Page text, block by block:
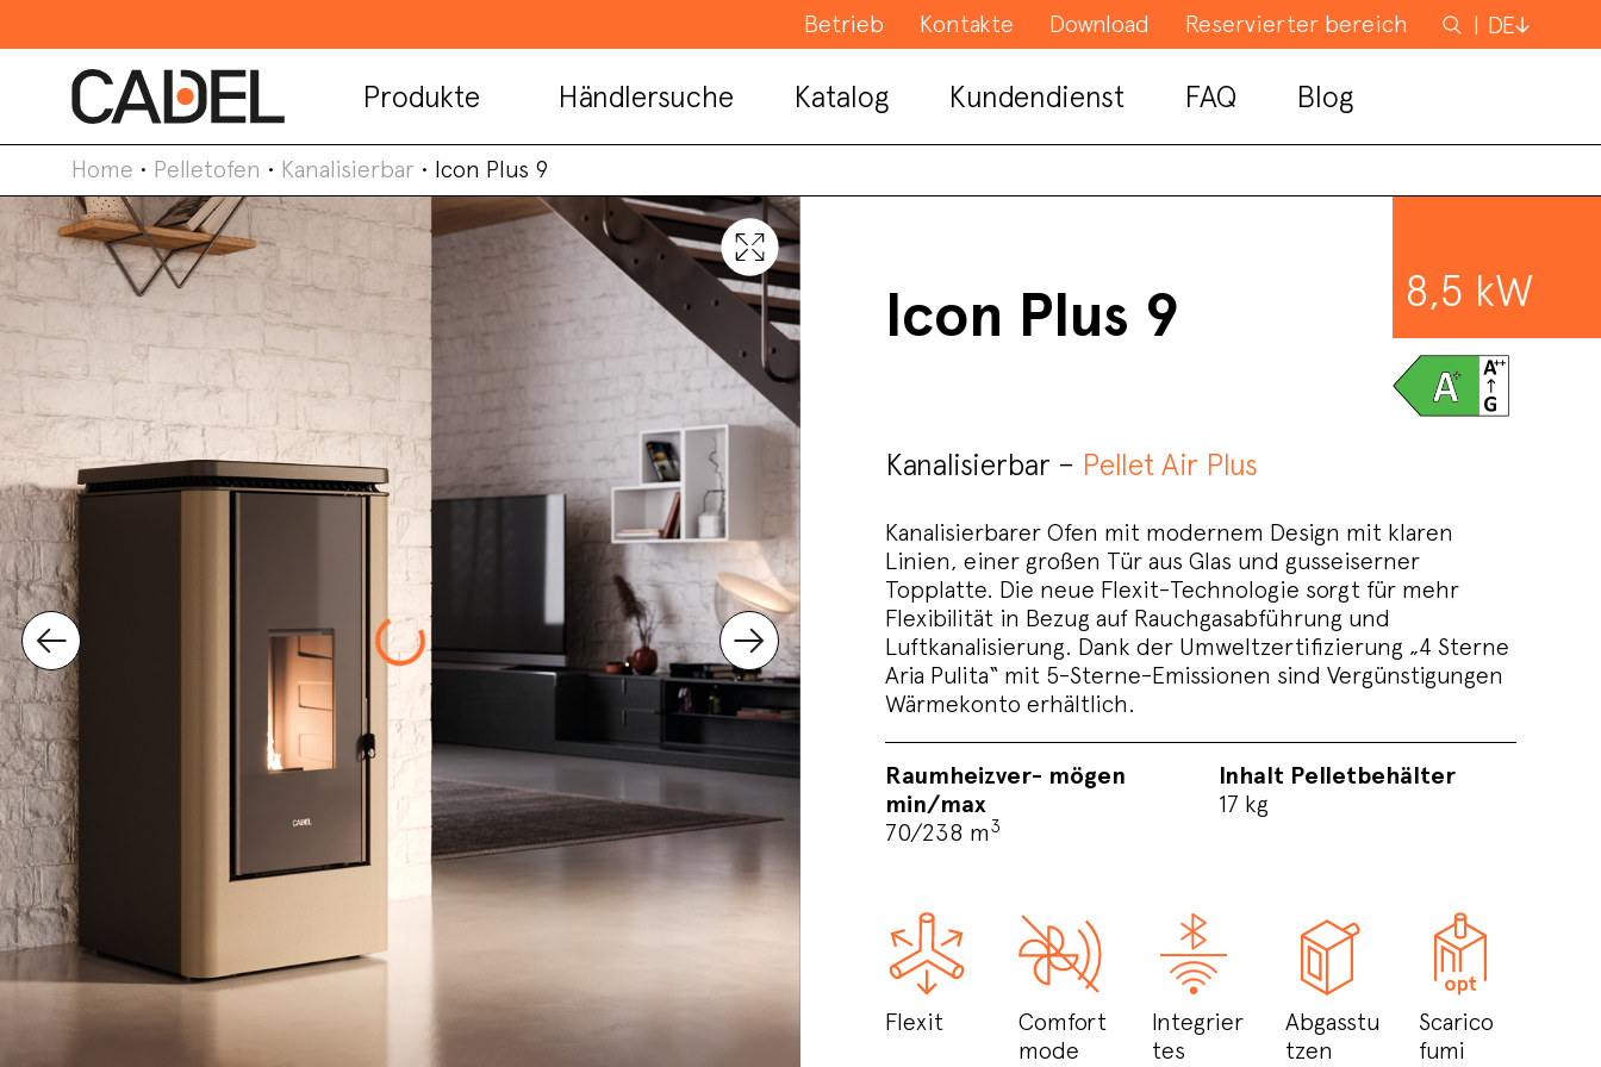
Betrieb Kontakte Download Reservierter bereich
Suchen
nach
DE
Produkte Händlersuche Katalog Kundendienst FAQ Blog
Home • Pelletofen • Kanalisierbar • Icon Plus 9
8,5 kW
Icon Plus 9
Kanalisierbar – Pellet Air Plus
Kanalisierbarer Ofen mit modernem Design mit klaren
Linien, einer großen Tür aus Glas und gusseiserner
Topplatte. Die neue Flexit-Technologie sorgt für mehr
Flexibilität in Bezug auf Rauchgasabführung und
Luftkanalisierung. Dank der Umweltzertifizierung „4 Sterne
Aria Pulita“ mit 5-Sterne-Emissionen sind Vergünstigungen
Wärmekonto erhältlich.
Raumheizver- mögen
min/max
70/238 m3
Inhalt Pelletbehälter
17 kg
Flexit
Comfort
mode
Integrier
tes
Abgasstu
tzen
Scarico
fumi